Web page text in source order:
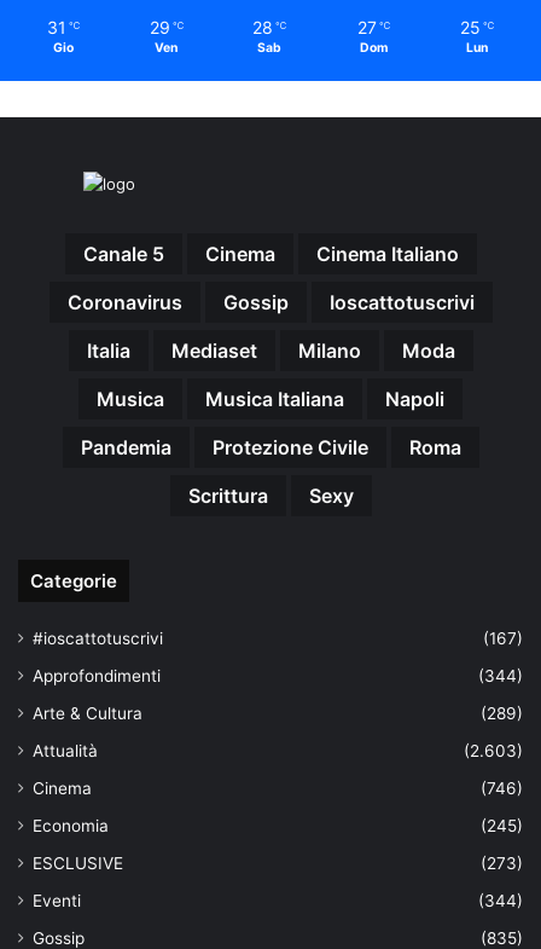
31 ℃
Gio
29 ℃
Ven
28 ℃
Sab
27 ℃
Dom
25 ℃
Lun
Canale 5 Cinema
Cinema Italiano
Coronavirus
Gossip
Ioscattotuscrivi
Italia
Mediaset Milano
Moda
Musica
Musica Italiana
Napoli
Pandemia
Protezione Civile
Roma
Scrittura
Sexy
Categorie
#ioscattotuscrivi
(167)
Approfondimenti
(344)
Arte & Cultura
(289)
Attualità
(2.603)
Cinema
(746)
Economia
(245)
ESCLUSIVE
(273)
Eventi
(344)
Gossip
(835)